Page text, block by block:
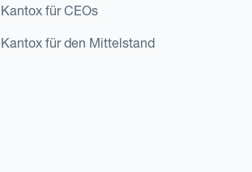
Kantox für CEOs
Kantox für den Mittelstand